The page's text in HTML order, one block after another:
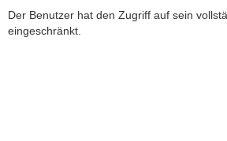
Der Benutzer hat den Zugriff auf sein
eingeschränkt.